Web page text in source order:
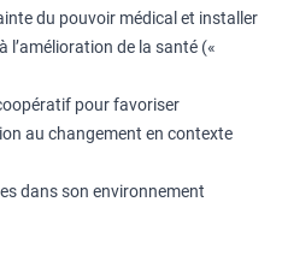
du pouvoir médical et installer
de la santé («
pour favoriser
au changement en contexte
dans son environnement